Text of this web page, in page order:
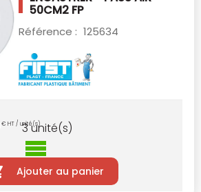
50CM2 FP
Référence : 125634
€ HT / unité(s)
3unité(s)
Ajouter au panier